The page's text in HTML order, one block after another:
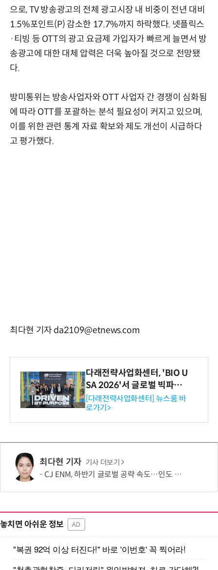
으로, TV 방송광고의 전체 광고시장 내 비중이 전년 대비
1.5%포인트(P) 감소한 17.7%까지 하락했다. 넷플릭스
·티빙 등 OTT의 광고 요금제 가입자가 빠르게 늘면서 방
송광고에 대한 대체 압력은 더욱 높아질 것으로 전망됐
다.
방미통위는 방송사업자와 OTT 사업자 간 경쟁이 심화됨
에 따라 OTT를 포괄하는 분석 필요성이 커지고 있으며,
이를 위한 관련 통계 자료 확보와 제도 개선이 시급하다
고 평가했다.
최다현 기자 da2109@etnews.com
다래전략사업화센터, 'BIO U
SA 2026'서 글로벌 빅파마
와의 비즈니스 미팅 지원…K
-바이오 해외 진출 교두보 확
보
[다래전략사업화센터] 뉴스룸 바
로가기>
최다현 기자 기사 더보기
CJ ENM, 하반기 글로벌 공략 속도…인도 등 신규 시장 개척
놓치면 아쉬운 정보 AD